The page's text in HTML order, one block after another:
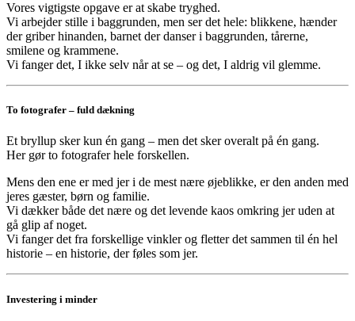
Vores vigtigste opgave er at skabe tryghed.
Vi arbejder stille i baggrunden, men ser det hele: blikkene, hænder
der griber hinanden, barnet der danser i baggrunden, tårerne,
smilene og krammene.
Vi fanger det, I ikke selv når at se – og det, I aldrig vil glemme.
To fotografer – fuld dækning
Et bryllup sker kun én gang – men det sker overalt på én gang.
Her gør to fotografer hele forskellen.
Mens den ene er med jer i de mest nære øjeblikke, er den anden med
jeres gæster, børn og familie.
Vi dækker både det nære og det levende kaos omkring jer uden at
gå glip af noget.
Vi fanger det fra forskellige vinkler og fletter det sammen til én hel
historie – en historie, der føles som jer.
Investering i minder